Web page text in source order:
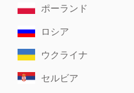
ポーランド
ロシア
ウクライナ
セルビア